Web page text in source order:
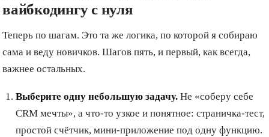
вайбкодингу с нуля
Теперь по шагам. Это та же логика, по которой я собираю
сама и веду новичков. Шагов пять, и первый, как всегда,
важнее остальных.
Выберите одну небольшую задачу. Не «соберу себе
CRM мечты», а что-то узкое и понятное: страничка-тест,
простой счётчик, мини-приложение под одну функцию.